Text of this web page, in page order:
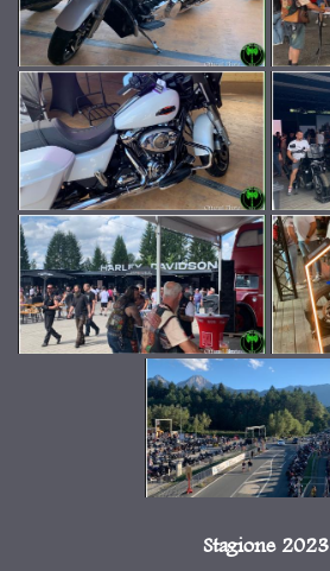
Stagione 2023